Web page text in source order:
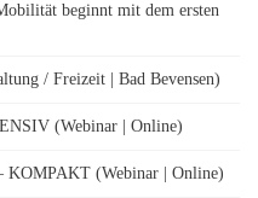
beginnt mit dem ersten
/ Freizeit | Bad Bevensen)
(Webinar | Online)
KOMPAKT (Webinar | Online)